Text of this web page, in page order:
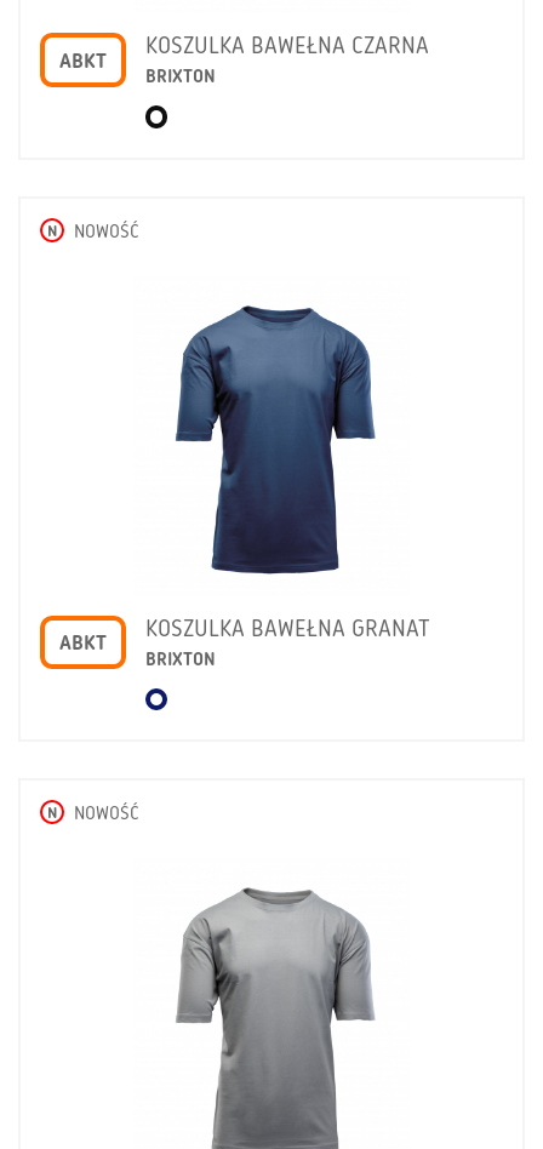
ABKT
KOSZULKA BAWEŁNA CZARNA
BRIXTON
N NOWOŚĆ
ABKT
KOSZULKA BAWEŁNA GRANAT
BRIXTON
N NOWOŚĆ